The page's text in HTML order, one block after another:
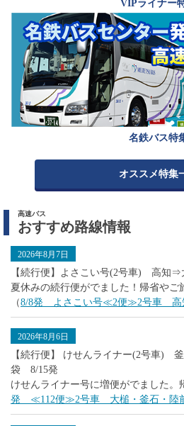
VIPライナー
名鉄バス特
オススメ特集
高速バス
おすすめ路線情報
2026年8月7日
【続行便】よさこい号(2号車) 高知
夏休みの続行便がでました！帰省やご
（8/8発 よさこい号≪2便≫2号車 高
2026年8月6日
【続行便】 けせんライナー(2号車)
袋 8/15発
けせんライナー号に増便がでました。
発 ≪112便≫2号車 大槌・釜石・陸